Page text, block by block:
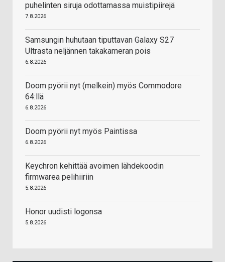
puhelinten siruja odottamassa muistipiirejä
7.8.2026
Samsungin huhutaan tiputtavan Galaxy S27
Ultrasta neljännen takakameran pois
6.8.2026
Doom pyörii nyt (melkein) myös Commodore
64:llä
6.8.2026
Doom pyörii nyt myös Paintissa
6.8.2026
Keychron kehittää avoimen lähdekoodin
firmwarea pelihiiriin
5.8.2026
Honor uudisti logonsa
5.8.2026